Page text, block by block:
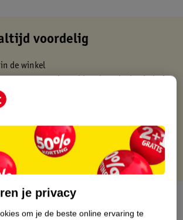
voordelig
de winkel
vanaf 50.00
binnen 30 dagen
je privacy
om je de beste online ervaring te